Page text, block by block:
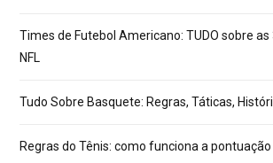
Times de Futebol Americano: TUDO sobre
NFL
Tudo Sobre Basquete: Regras, Táticas,
Regras do Tênis: como funciona a